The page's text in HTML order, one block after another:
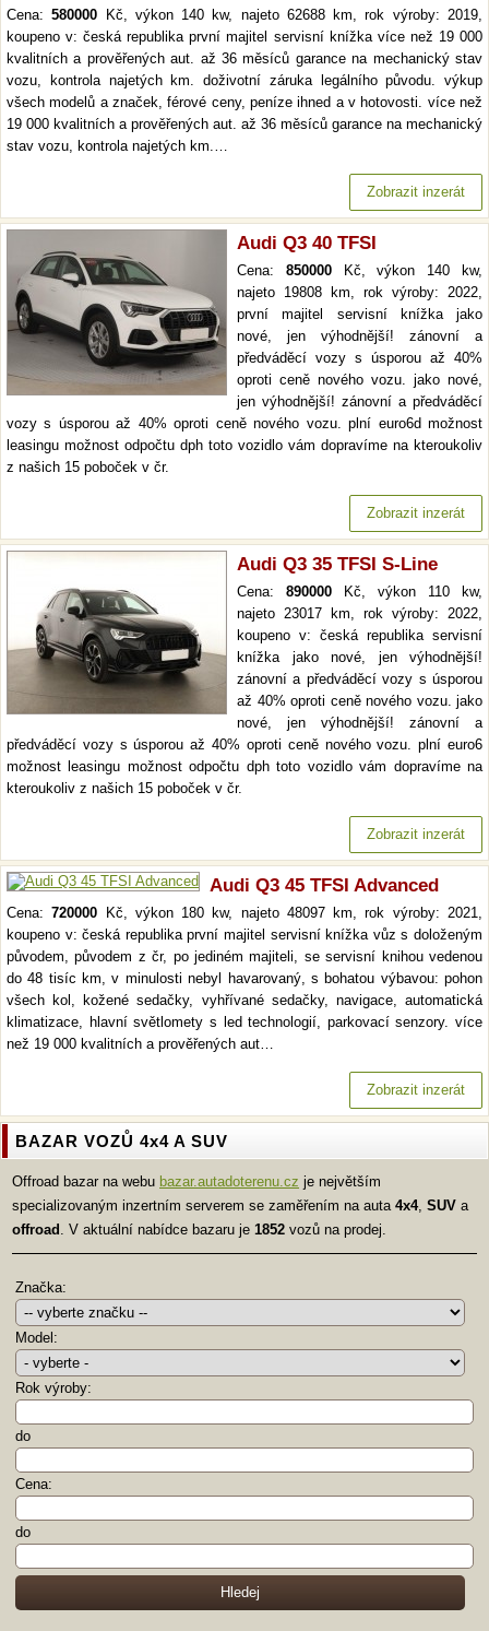
Cena:580000 Kč, výkon 140 kw, najeto 62688 km, rok výroby: 2019,
koupeno v: česká republika první majitel servisní knížka více než 19 000
kvalitních a prověřených aut. až 36 měsíců garance na mechanický stav
vozu, kontrola najetých km. doživotní záruka legálního původu. výkup
všech modelů a značek, férové ceny, peníze ihned a v hotovosti. více než
19 000 kvalitních a prověřených aut. až 36 měsíců garance na mechanický
stav vozu, kontrola najetých km.…
Zobrazit inzerát
Audi Q3 40 TFSI
Cena: 850000Kč, výkon 140 kw,
najeto 19808 km, rok výroby: 2022,
první majitel servisní knížka jako
nové, jen výhodnější! zánovní a
předváděcí vozy s úsporou až 40%
oproti ceně nového vozu. jako nové,
jen výhodnější! zánovní a předváděcí
vozy s úsporou až 40% oproti ceně nového vozu. plní euro6d možnost
leasingu možnost odpočtu dph toto vozidlo vám dopravíme na kteroukoliv
z našich 15 poboček v čr.
Zobrazit inzerát
Audi Q3 35 TFSI S-Line
Cena: 890000 Kč, výkon 110 kw,
najeto 23017 km, rok výroby: 2022,
koupeno v: česká republika servisní
knížka jako nové, jen výhodnější!
zánovní a předváděcí vozy s úsporou
až 40% oproti ceně nového vozu. jako
nové, jen výhodnější! zánovní a
předváděcí vozy s úsporou až 40% oproti ceně nového vozu. plní euro6
možnost leasingu možnost odpočtu dph toto vozidlo vám dopravíme na
kteroukoliv z našich 15 poboček v čr.
Zobrazit inzerát
Audi Q3 45 TFSI Advanced
Cena:720000 Kč, výkon 180 kw, najeto 48097 km, rok výroby: 2021,
koupeno v: česká republika první majitel servisní knížka vůz s doloženým
původem, původem z čr, po jediném majiteli, se servisní knihou vedenou
do 48 tisíc km, v minulosti nebyl havarovaný, s bohatou výbavou: pohon
všech kol, kožené sedačky, vyhřívané sedačky, navigace, automatická
klimatizace, hlavní světlomety s led technologií, parkovací senzory. více
než 19 000 kvalitních a prověřených aut…
Zobrazit inzerát
BAZAR VOZŮ 4x4 A SUV
Offroad bazar na webu bazar.autadoterenu.cz je největším
specializovaným inzertním serverem se zaměřením na auta 4x4, SUV a
offroad . V aktuální nabídce bazaru je 1852 vozů na prodej.
Značka:
Model:
Rok výroby:
do
Cena:
do